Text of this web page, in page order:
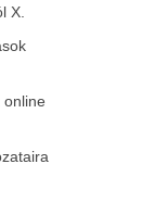
X.
online